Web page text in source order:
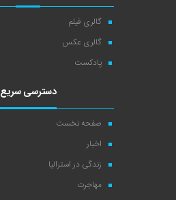
گالری فیلم
گالری عکس
پادکست
دسترسی سریع
صفحه نخست
اخبار
زندگی در استرالیا
مهاجرت